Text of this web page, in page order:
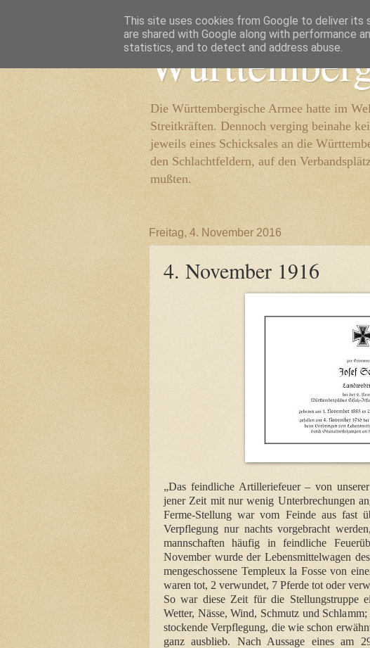
Die Württembergische Armee hatte im
Streitkräften. Dennoch verging beinahe
jeweils eines Schicksales an die
den Schlachtfeldern, auf den
mußten.
Freitag, 4. November 2016
4. November 1916
„Das feindliche Artilleriefeuer – von
jener Zeit mit nur wenig Unterbrechungen
Ferme-Stellung war vom Feinde aus fast
Verpflegung nur nachts vorgebracht
mannschaften häufig in feindliche
November wurde der Lebensmittelwagen
mengeschossene Templeux la Fosse von
waren tot, 2 verwundet, 7 Pferde tot oder
So war diese Zeit für die Stellungstruppe
Wetter, Nässe, Wind, Schmutz und
stockende Verpflegung, die wie schon
ganz ausblieb. Nach Aussage eines am
This site uses cookies from Google to deliver its
are shared with Google along with performance
statistics, and to detect and address abuse.